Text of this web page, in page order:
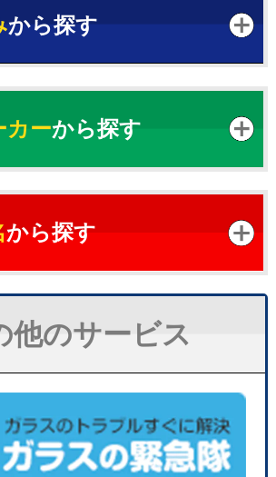
から探す
カーから探す
から探す
他のサービス